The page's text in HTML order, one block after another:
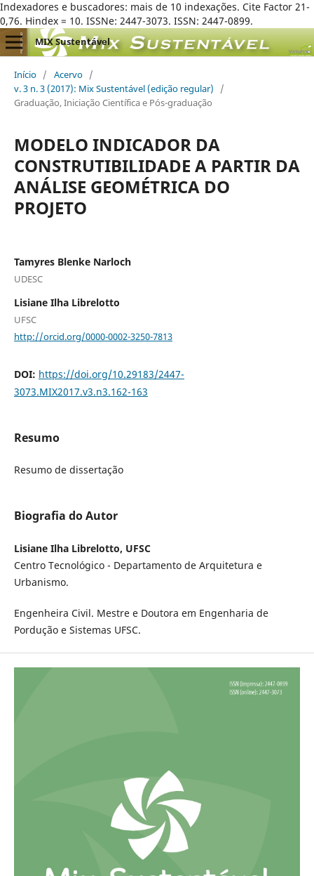
Indexadores e buscadores: mais de 10 indexações. Cite Factor 21-
0,76. Hindex = 10. ISSNe: 2447-3073. ISSN: 2447-0899.
MIX Sustentável
Início / Acervo /
v. 3 n. 3 (2017): Mix Sustentável (edição regular)
/
Graduação, Iniciação Científica e Pós-graduação
MODELO INDICADOR DA
CONSTRUTIBILIDADE A PARTIR DA
ANÁLISE GEOMÉTRICA DO
PROJETO
Tamyres Blenke Narloch
UDESC
Lisiane Ilha Librelotto
UFSC
http://orcid.org/0000-0002-3250-7813
DOI: https://doi.org/10.29183/2447-
3073.MIX2017.v3.n3.162-163
Resumo
Resumo de dissertação
Biografia do Autor
Lisiane Ilha Librelotto, UFSC
Centro Tecnológico - Departamento de Arquitetura e
Urbanismo.
Engenheira Civil. Mestre e Doutora em Engenharia de
Pordução e Sistemas UFSC.